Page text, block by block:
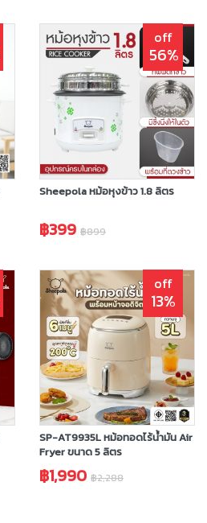
off
56%
Sheepola หม้อหุงข้าว 1.8 ลิตร
฿399 ฿899
off
13%
SP-AT9935L หม้อทอดไร้น้ำมัน Air
Fryer ขนาด 5 ลิตร
฿1,990 ฿2,288